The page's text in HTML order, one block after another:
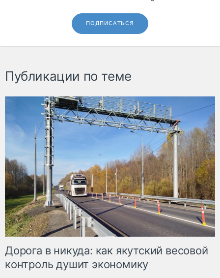
ПОДПИСАТЬСЯ
Публикации по теме
Дорога в никуда: как якутский весовой
контроль душит экономику